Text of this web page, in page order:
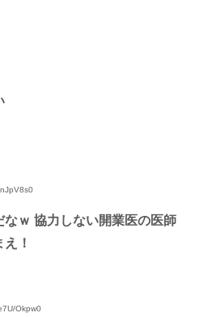
なｗ 協力しない開業医の医師
！
Okpw0